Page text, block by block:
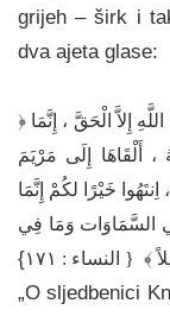
grijeh – širk i
dva ajeta glase:
﴿ يَا أَهْلَ الْكِتَابِ لاَ تَغْلُوا فِي دِينِكُمْ وَلاَ تَقُولُوا عَلَى اللَّهِ إِلاَّ الْحَقَّ ، إِنَّمَا
أَلْقَاهَا إِلَى مَرْيَمَ
خَيْرًا لكُمْ إِنَّمَا
السَّمَاوَات وَمَا فِي
﴾ { النساء : ١٧١
}
„O sljedbenici